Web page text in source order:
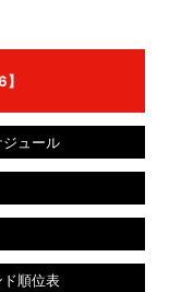
ュール
順位表